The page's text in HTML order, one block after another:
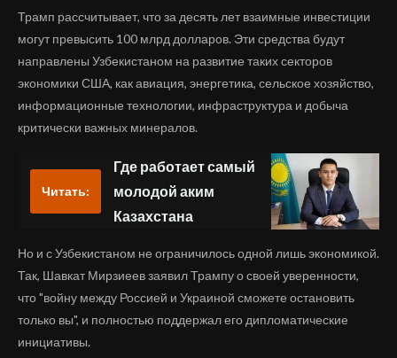
Трамп рассчитывает, что за десять лет взаимные инвестиции
могут превысить 100 млрд долларов. Эти средства будут
направлены Узбекистаном на развитие таких секторов
экономики США, как авиация, энергетика, сельское хозяйство,
информационные технологии, инфраструктура и добыча
критически важных минералов.
Читать:
Где работает самый
молодой аким
Казахстана
Но и с Узбекистаном не ограничилось одной лишь экономикой.
Так, Шавкат Мирзиеев заявил Трампу о своей уверенности,
что "войну между Россией и Украиной сможете остановить
только вы", и полностью поддержал его дипломатические
инициативы.